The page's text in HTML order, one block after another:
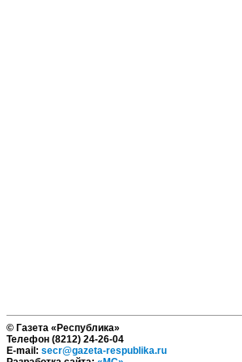
© Газета «Республика»
Телефон (8212) 24-26-04
E-mail: secr@gazeta-respublika.ru